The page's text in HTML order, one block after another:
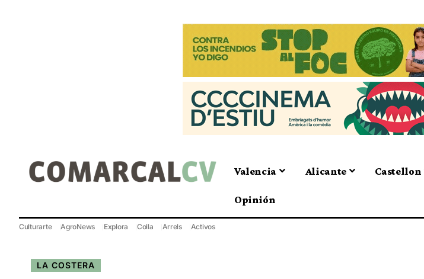
Valencia Alicante Castellon
Opinión
Culturarte AgroNews Explora Colla Arrels Activos
LA COSTERA